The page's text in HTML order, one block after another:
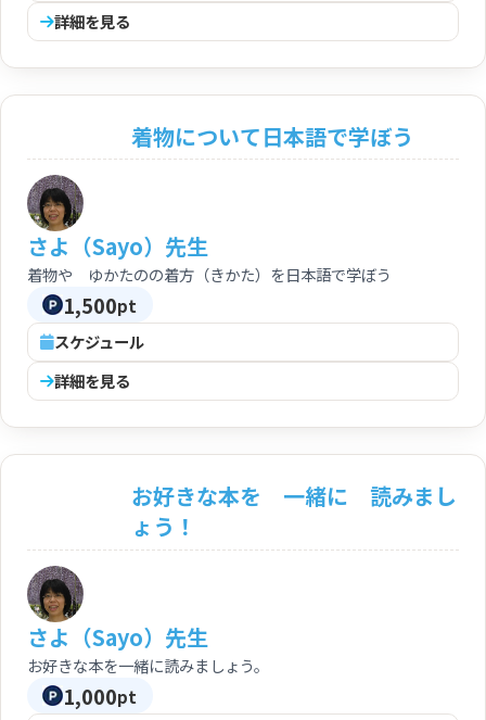
詳細を見る
着物について日本語で学ぼう
着物や ゆかたのの着方（きかた）を日本語で学ぼう
さよ（Sayo）先生
1,500pt
スケジュール
詳細を見る
お好きな本を 一緒に 読みまし
ょう！
お好きな本を一緒に読みましょう。
さよ（Sayo）先生
1,000pt